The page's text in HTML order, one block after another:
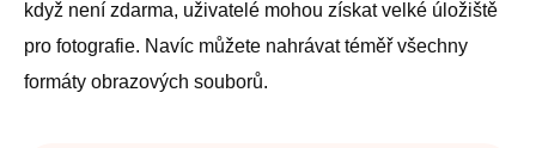
když není zdarma, uživatelé mohou získat velké úložiště
pro fotografie. Navíc můžete nahrávat téměř všechny
formáty obrazových souborů.